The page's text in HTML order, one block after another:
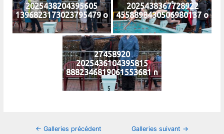
2025438204395605
1396823173023795479 o
2025438367728922
4558898430506980137 o
27458920
2025436104395815
8882346819061553681 n
Navigation
← Galleries précédent Galleries suivant →